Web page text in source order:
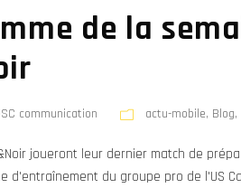
de la
communication actu-mobile, Blog,
joueront leur dernier match de
d'entraînement du groupe pro de l'US